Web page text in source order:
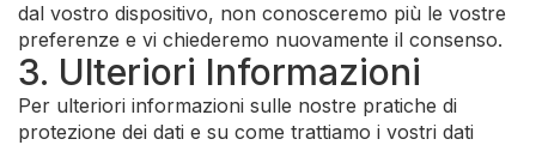
dal vostro dispositivo, non conosceremo più le vostre
preferenze e vi chiederemo nuovamente il consenso.
3. Ulteriori Informazioni
Per ulteriori informazioni sulle nostre pratiche di
protezione dei dati e su come trattiamo i vostri dati